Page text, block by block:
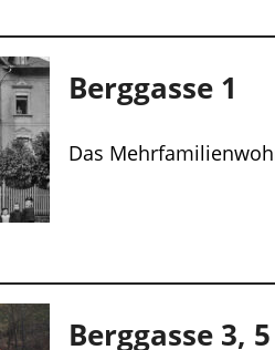
Berggasse 1
Das
Berggasse 3,